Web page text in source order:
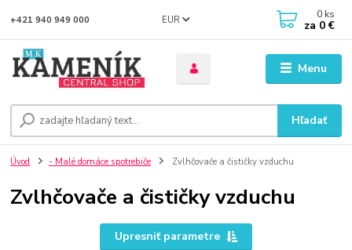
Menu
EUR
Hľadať
+421 940 949 000 0 ks
za 0 €
Úvod - Malé domáce spotrebiče Zvlhčovače a čističky vzduchu
Zvlhčovače a čističky vzduchu
Upresniť parametre